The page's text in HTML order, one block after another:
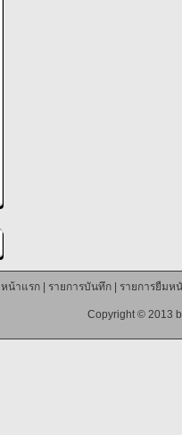
หน้าแรก| รายการบันทึก| รายการยืมห
Copyright © 2013